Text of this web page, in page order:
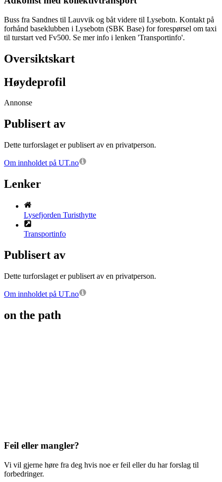
Buss fra Sandnes til Lauvvik og båt videre til Lysebotn. Kontakt på
forhånd baseklubben i Lysebotn (SBK Base) for forespørsel om taxi
til turstart ved Fv500. Se mer info i lenken 'Transportinfo'.
Oversiktskart
Høydeprofil
Annonse
Publisert av
Dette turforslaget er publisert av en privatperson.
Om innholdet på UT.no
Lenker
Lysefjorden Turisthytte
Transportinfo
Publisert av
Dette turforslaget er publisert av en privatperson.
Om innholdet på UT.no
on the path
Feil eller mangler?
Vi vil gjerne høre fra deg hvis noe er feil eller du har forslag til
forbedringer.